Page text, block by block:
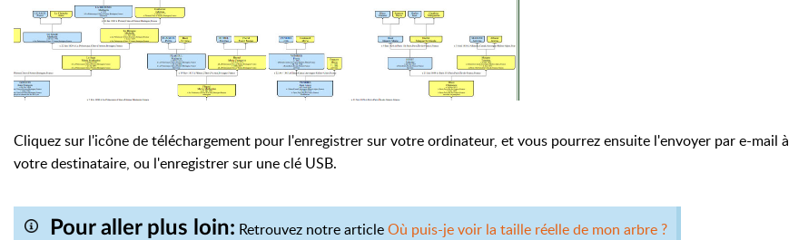
Cliquez sur l'icône de téléchargement pour l'enregistrer sur votre ordinateur, et vous pourrez ensuite l'envoyer par e-mail à
votre destinataire, ou l'enregistrer sur une clé USB.
Pour aller plus loin: Retrouvez notre articleOù puis-je voir la taille réelle de mon arbre ?